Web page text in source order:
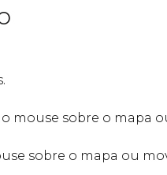
mouse sobre o mapa
sobre o mapa ou